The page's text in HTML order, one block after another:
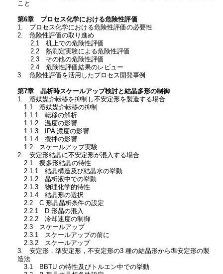
こと
第6章 プロセス化学における危険性評価
1. プロセス化学における危険性評価の必要性
2. 危険性評価の取り進め
2.1 机上での危険性評価
2.2 熱測定実験による危険性評価
2.3 その他の危険性評価
2.4 危険性評価結果のレビュー
3. 危険性評価を活用したプロセス開発事例
第7章 晶析時スケールアップ検討と結晶多形の制御
1. 溶媒媒介転移を抑制し不安定形を製造する場合
1.1 溶媒媒介転移の抑制
1.1.1 転移の解析
1.1.2 温度の影響
1.1.3 IPA 濃度の影響
1.1.4 攪拌の影響
1.2 スケールアップ実験
2. 安定形結晶に不安定形が混入する場合
2.1 擬多形結晶の特性
2.1.1 結晶構造及び結晶水の挙動
2.1.2 晶析液中での挙動
2.1.3 物理化学的特性
2.1.4 結晶形の選択
2.2 C 形晶晶析条件の設定
2.2.1 D 形晶の混入
2.2.2 冷却速度の制御
2.3 スケールアップ
2.3.1 スケールアップの前に
2.3.2 スケールアップ
3. 安定形，準安定形，不安定形の3 種の結晶形から準安定形の製
造法
3.1 BBTU の特性及びトルエン中での挙動